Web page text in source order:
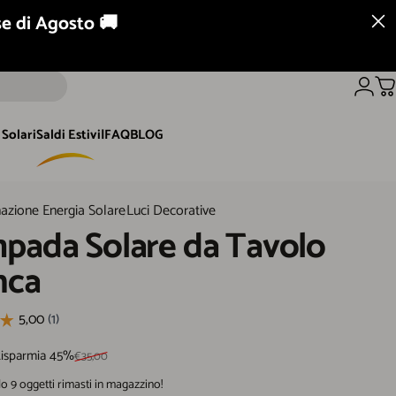
0761 646787
Saldi Estivi|FAQBLOG
Energia SolareLuci Decorative
da Tavolo Bianca
SolaredaTavolo
45%
listino €35,00
9 oggetti rimasti in magazzino!
di Agosto 🚚